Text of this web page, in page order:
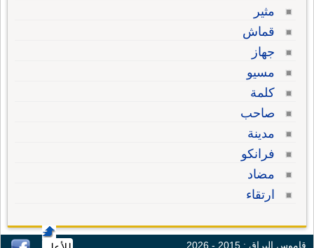
مثير
قماش
جهاز
مسيو
كلمة
صاحب
مدينة
فرانكو
مضاد
ارتقاء
قاموس البراق : 2015 - 2026